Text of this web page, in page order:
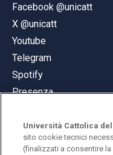
Facebook @unicatt
X @unicatt
Youtube
Telegram
Spotify
Presenza
Università Cattolica
sito cookie tecnici
(finalizzati a consentire